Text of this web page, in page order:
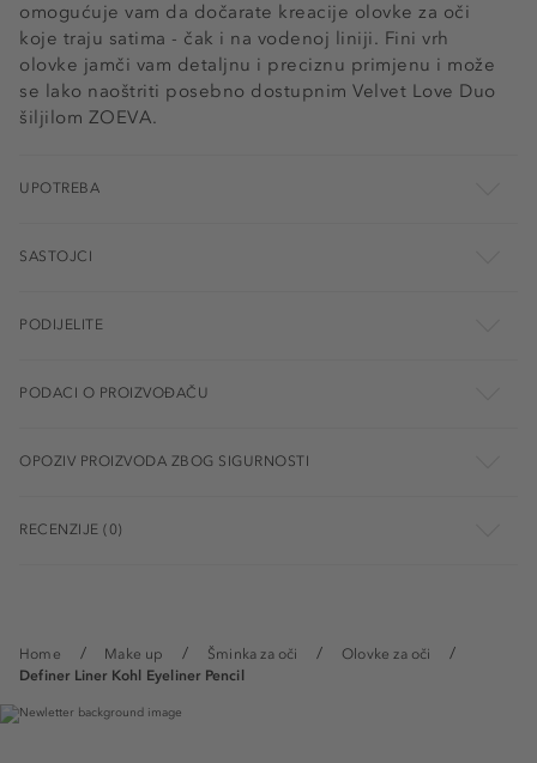
Home Make up Šminka za oči
Olovke za oči
Definer Liner Kohl Eyeliner Pencil
omogućuje vam da dočarate kreacije olovke za oči
koje traju satima - čak i na vodenoj liniji. Fini vrh
olovke jamči vam detaljnu i preciznu primjenu i može
se lako naoštriti posebno dostupnim Velvet Love Duo
šiljilom ZOEVA.
UPOTREBA
SASTOJCI
PODIJELITE
PODACI O PROIZVOĐAČU
OPOZIV PROIZVODA ZBOG SIGURNOSTI
RECENZIJE (0)